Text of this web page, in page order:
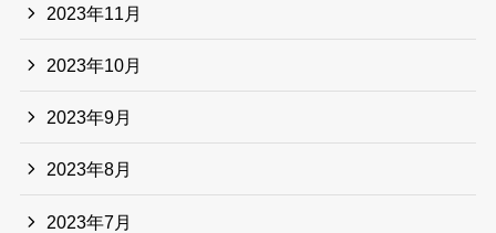
2023年11月
2023年10月
2023年9月
2023年8月
2023年7月